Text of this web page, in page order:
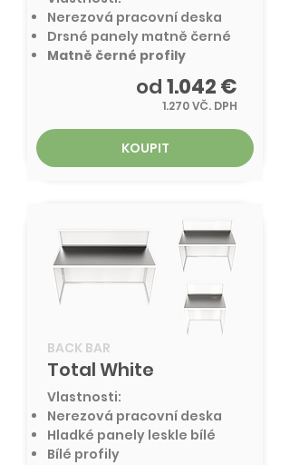
Nerezová pracovní deska
Drsné panely matně černé
Matně černé profily
1.270 VČ. DPH
od1.042 €
KOUPIT
BACK BAR
Total White
Vlastnosti:
Nerezová pracovní deska
Hladké panely leskle bílé
Bílé profily